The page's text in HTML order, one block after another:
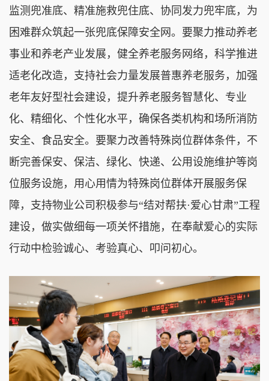
监测兜准底、精准施救兜住底、协同发力兜牢底，为
困难群众筑起一张兜底保障安全网。要聚力推动养老
事业和养老产业发展，健全养老服务网络，科学推进
适老化改造，支持社会力量发展普惠养老服务，加强
老年友好型社会建设，提升养老服务智慧化、专业
化、精细化、个性化水平，确保各类机构和场所消防
安全、食品安全。要聚力改善特殊岗位群体条件，不
断完善保安、保洁、绿化、快递、公用设施维护等岗
位服务设施，用心用情为特殊岗位群体开展服务保
障，支持物业公司积极参与“结对帮扶·爱心甘肃”工程
建设，做实做细每一项关怀措施，在奉献爱心的实际
行动中检验诚心、考验真心、叩问初心。